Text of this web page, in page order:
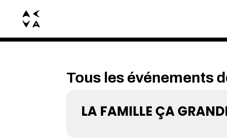
Tous les événements
LA FAMILLE ÇA